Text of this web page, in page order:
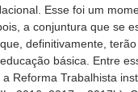
Esse foi um
a conjuntura que se
definitivamente,
básica. Entre
Reforma Trabalhista